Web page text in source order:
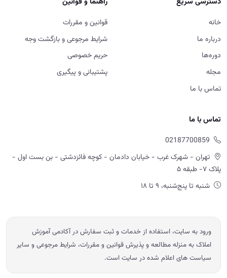
خانه
درباره ما
دوره‌ها
مجله
تماس با ما
قوانین و مقررات
شرایط مرجوعی و بازگشت وجه
حریم خصوصی
پشتیبانی و پیگیری
تماس با ما
02187700859
تهران - شهرک غرب - خیابان دادمان - کوچه فائزدشتی - بن بست اول -
پلاک ۷- طبقه ۵
شنبه تا پنج‌شنبه، ۹ تا ۱۸
ورود به سایت، استفاده از خدمات و ثبت سفارش در آکادمی آموزش
املاک به منزله مطالعه و پذیرش قوانین و مقررات، شرایط مرجوعی و سایر
سیاست های اعلام شده در سایت است.